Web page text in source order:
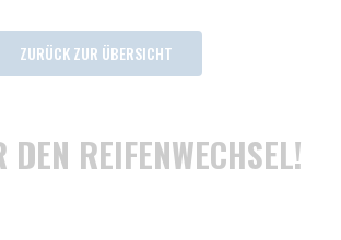
ZURÜCK ZUR ÜBERSICHT
DEN REIFENWECHSEL!